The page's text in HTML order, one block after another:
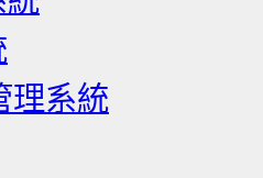
理系統